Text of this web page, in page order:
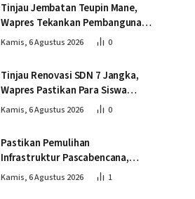
Tinjau Jembatan Teupin Mane,
Wapres Tekankan Pembangunan
Infrastruktur Berjalan Tepat
Kamis, 6 Agustus 2026 0
Tinjau Renovasi SDN 7 Jangka,
Wapres Pastikan Para Siswa
Kembali Belajar dengan Layak
Kamis, 6 Agustus 2026 0
Pastikan Pemulihan
Infrastruktur Pascabencana,
Wapres Tinjau Progres
Kamis, 6 Agustus 2026 1